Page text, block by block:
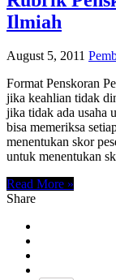
Ilmiah
August 5, 2011
Format Penskoran
jika keahlian tidak
jika tidak ada usaha
bisa memeriksa
menentukan skor
untuk menentukan
Read More »
Share